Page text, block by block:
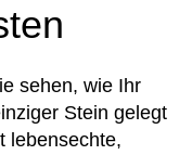
sehen, wie Ihr
Stein gelegt
lebensechte,